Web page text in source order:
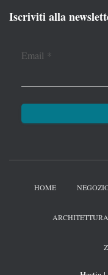
Iscriviti alla
Email *
HOME